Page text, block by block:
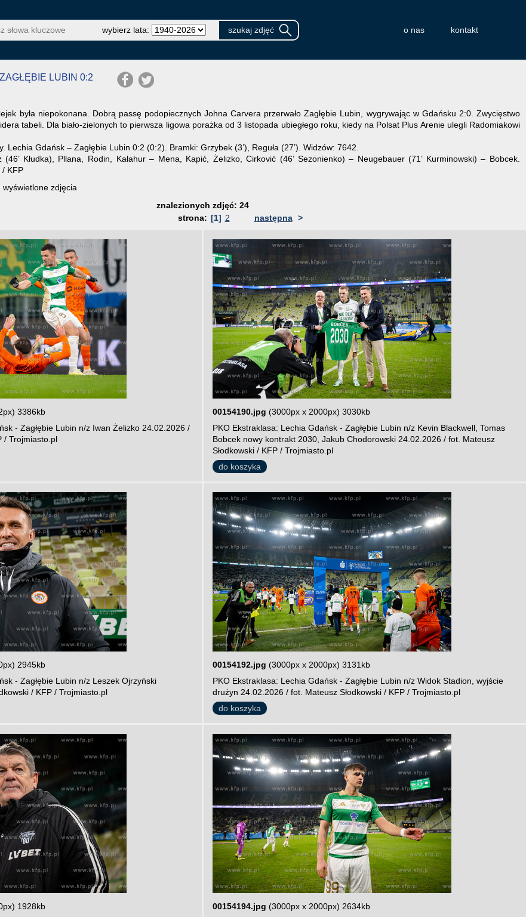
wybierz lata: o nas kontakt
LUBIN 0:2
była niepokonana. Dobrą passę podopiecznych Johna Carvera przerwało Zagłębie Lubin, wygrywając w Gdańsku 2:0. Zwycięstwo
tabeli. Dla biało-zielonych to pierwsza ligowa porażka od 3 listopada ubiegłego roku, kiedy na Polsat Plus Arenie ulegli Radomiakowi
Lechia Gdańsk – Zagłębie Lubin 0:2 (0:2). Bramki: Grzybek (3’), Reguła (27’). Widzów: 7642.
Kłudka), Pllana, Rodin, Kałahur – Mena, Kapić, Żelizko, Cirković (46’ Sezonienko) – Neugebauer (71’ Kurminowski) – Bobcek.
/ KFP
wyświetlone zdjęcia
znalezionych zdjęć: 24
strona: [1] 2 następna >
3386kb
- Zagłębie Lubin n/z Iwan Żelizko 24.02.2026 /
/ Trojmiasto.pl
00154190.jpg (3000px x 2000px) 3030kb
PKO Ekstraklasa: Lechia Gdańsk - Zagłębie Lubin n/z Kevin Blackwell, Tomas
Bobcek nowy kontrakt 2030, Jakub Chodorowski 24.02.2026 / fot. Mateusz
Słodkowski / KFP / Trojmiasto.pl
do koszyka
2945kb
- Zagłębie Lubin n/z Leszek Ojrzyński
/ KFP / Trojmiasto.pl
00154192.jpg (3000px x 2000px) 3131kb
PKO Ekstraklasa: Lechia Gdańsk - Zagłębie Lubin n/z Widok Stadion, wyjście
drużyn 24.02.2026 / fot. Mateusz Słodkowski / KFP / Trojmiasto.pl
do koszyka
1928kb
00154194.jpg (3000px x 2000px) 2634kb